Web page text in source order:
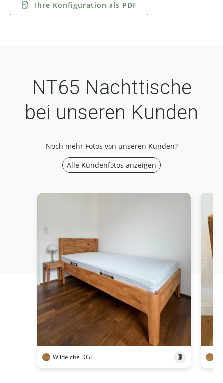
Ihre Konfiguration als PDF
NT65 Nachttische
bei unseren Kunden
Noch mehr Fotos von unseren Kunden?
Alle Kundenfotos anzeigen
Wildeiche DGL